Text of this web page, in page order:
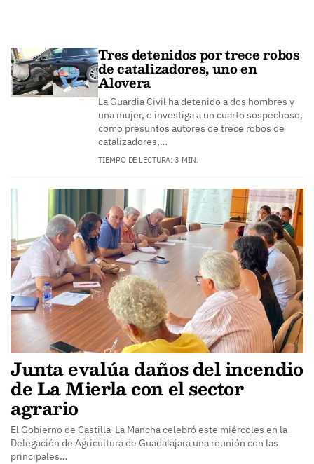
Tres detenidos por trece robos
de catalizadores, uno en
Alovera
La Guardia Civil ha detenido a dos hombres y
una mujer, e investiga a un cuarto sospechoso,
como presuntos autores de trece robos de
catalizadores,…
TIEMPO DE LECTURA: 3 MIN.
Junta evalúa daños del incendio
de La Mierla con el sector
agrario
El Gobierno de Castilla-La Mancha celebró este miércoles en la
Delegación de Agricultura de Guadalajara una reunión con las
principales…